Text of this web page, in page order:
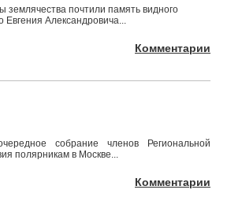
почтили память видного
Евгения Александровича...
Комментарии
собрание членов Региональной
полярникам в Москве...
Комментарии